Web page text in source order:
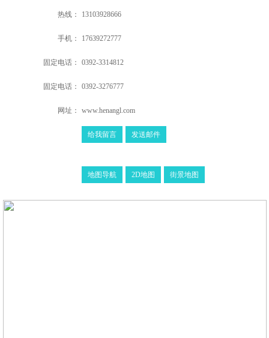
热线： 13103928666
手机： 17639272777
固定电话： 0392-3314812
固定电话： 0392-3276777
网址： www.henangl.com
给我留言 发送邮件
地图导航 2D地图 街景地图